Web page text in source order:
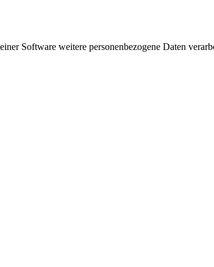
Software weitere personenbezogene Daten